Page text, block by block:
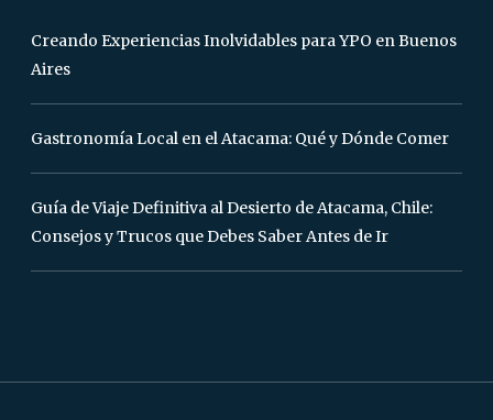
Creando Experiencias Inolvidables para YPO en Buenos
Aires
Gastronomía Local en el Atacama: Qué y Dónde Comer
Guía de Viaje Definitiva al Desierto de Atacama, Chile:
Consejos y Trucos que Debes Saber Antes de Ir